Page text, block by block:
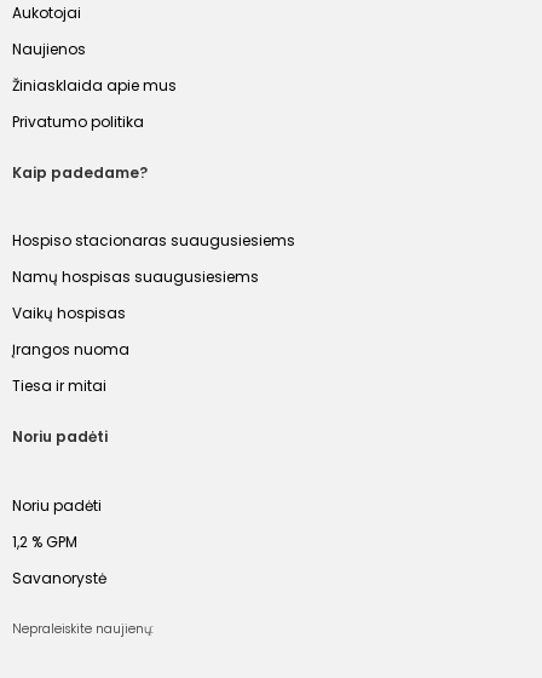
Aukotojai
Naujienos
Žiniasklaida apie mus
Privatumo politika
Kaip padedame?
Hospiso stacionaras suaugusiesiems
Namų hospisas suaugusiesiems
Vaikų hospisas
Įrangos nuoma
Tiesa ir mitai
Noriu padėti
Noriu padėti
1,2 % GPM
Savanorystė
Nepraleiskite naujienų: